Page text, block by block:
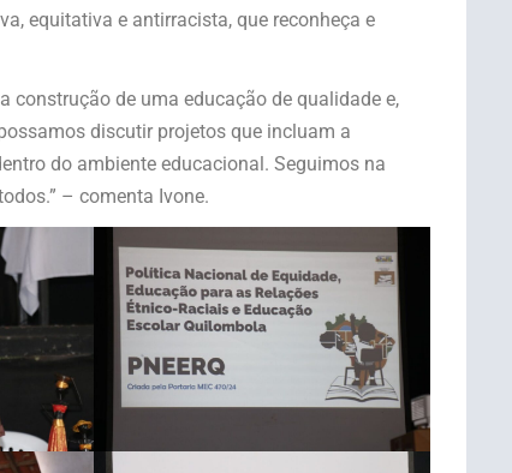
equitativa e antirracista, que reconheça e
construção de uma educação de qualidade e,
discutir projetos que incluam a
do ambiente educacional. Seguimos na
– comenta Ivone.